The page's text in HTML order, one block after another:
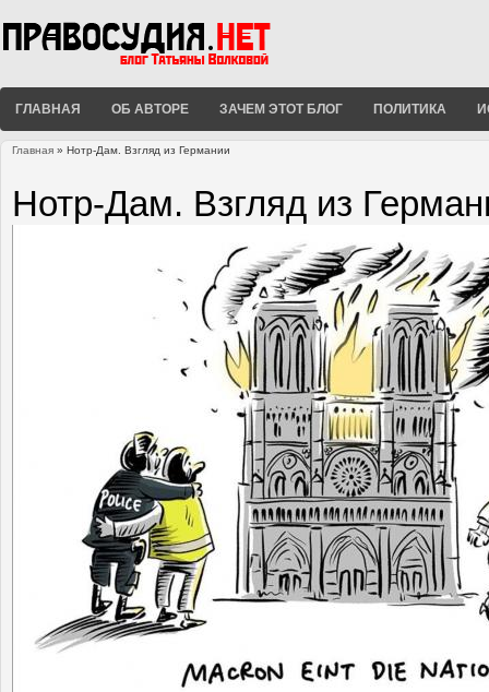
ГЛАВНАЯ ОБ АВТОРЕ ЗАЧЕМ ЭТОТ БЛОГ ПОЛИТИКА
Главная » Нотр-Дам. Взгляд из Германии
Нотр-Дам. Взгляд из